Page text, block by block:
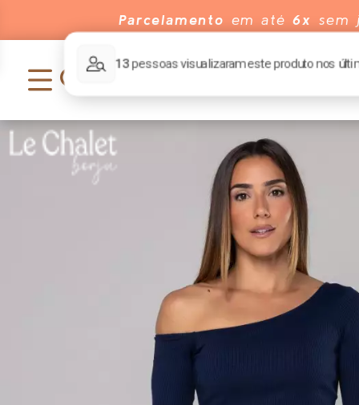
Parcelamento em até6x sem